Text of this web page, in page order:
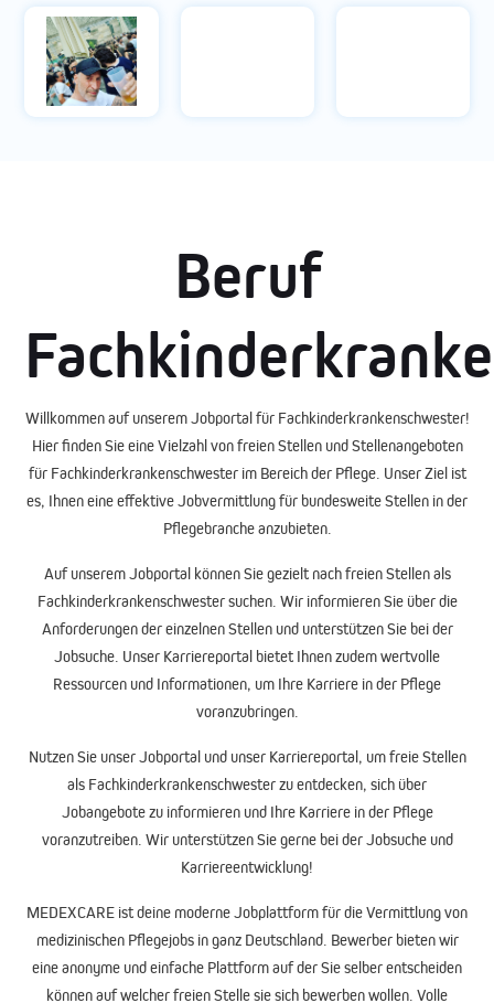
Beruf
Willkommen auf unseremJobportalfür Fachkinderkrankenschwester!
Hier finden Sie eine Vielzahl vonfreien StellenundStellenangeboten
für Fachkinderkrankenschwester im Bereich der Pflege. Unser Ziel ist
es, Ihnen eine effektiveJobvermittlungfür bundesweite Stellen in der
Pflegebranche anzubieten.
Auf unseremJobportalkönnen Sie gezielt nach freien Stellen als
Fachkinderkrankenschwester suchen. Wir informieren Sie über die
Anforderungen der einzelnen Stellen und unterstützen Sie bei der
Jobsuche . Unser Karriereportal bietet Ihnen zudem wertvolle
Ressourcen und Informationen, um Ihre Karriere in der Pflege
voranzubringen.
Nutzen Sie unserJobportalund unser Karriereportal, um freie Stellen
als Fachkinderkrankenschwester zu entdecken, sich über
Jobangebote zu informieren und Ihre Karriere in der Pflege
voranzutreiben. Wir unterstützen Sie gerne bei der Jobsuche und
Karriereentwicklung!
MEDEXCARE ist deine moderneJobplattformfür die Vermittlung von
medizinischenPflegejobs in ganz Deutschland. Bewerber bieten wir
eine anonyme und einfache Plattform auf der Sie selber entscheiden
können auf welcher freien Stelle sie sich bewerben wollen. Volle